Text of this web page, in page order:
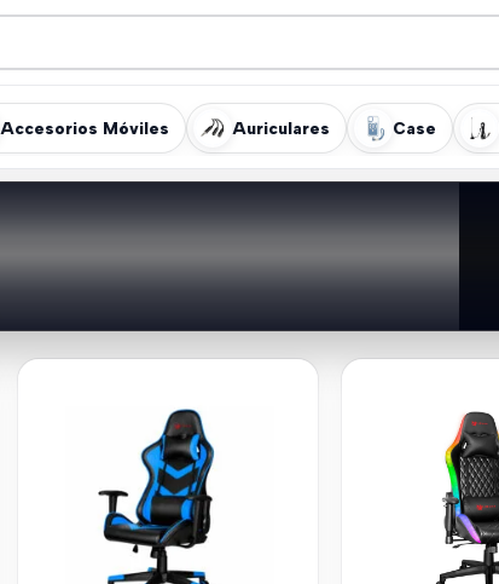
Accesorios Móviles Auriculares Case